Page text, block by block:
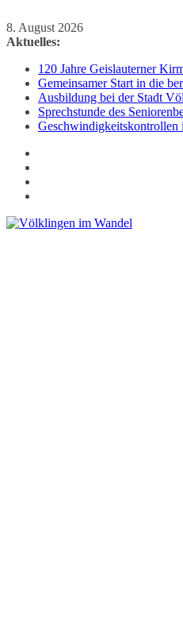
Zum
Inhalt
8. August 2026
Aktuelles:
120 Jahre Geislauterner
Gemeinsamer Start in die
Ausbildung bei der Stadt
Sprechstunde des